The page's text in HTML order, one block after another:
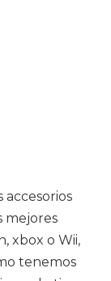
accesorios
mejores
xbox o Wii,
tenemos